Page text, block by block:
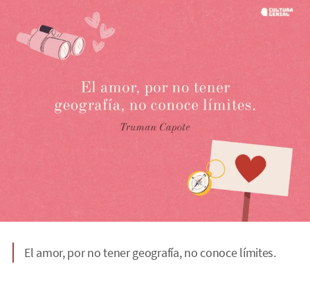
El amor, por no tener geografía, no conoce límites.